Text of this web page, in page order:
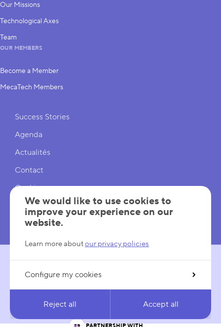
Our Missions
Technological Axes
Team
OUR MEMBERS
Become a Member
MecaTech Members
Shortcuts
Success Stories
Agenda
Actualités
Contact
Cookies
Cookies Settings
Mentions légales
FOLLOW US
We would like to use cookies to
improve your experience on our
website.
Learn more aboutour privacy policies
Configure my cookies
Reject all Accept all